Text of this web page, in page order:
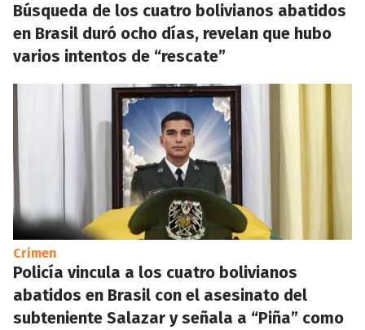
Búsqueda de los cuatro bolivianos abatidos
en Brasil duró ocho días, revelan que hubo
varios intentos de “rescate”
Crimen
Policía vincula a los cuatro bolivianos
abatidos en Brasil con el asesinato del
subteniente Salazar y señala a “Piña” como